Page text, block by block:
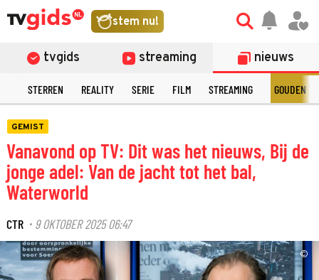
stem nu!
tvgids streaming nieuws
STERREN REALITY SERIE FILM STREAMING GOUDEN
GEMIST
Vanavond op TV: Dit was het nieuws, Bij de
jonge adel: Van de jacht tot het bal,
Waterworld
CTR · 9 OKTOBER 2025 06:47
©